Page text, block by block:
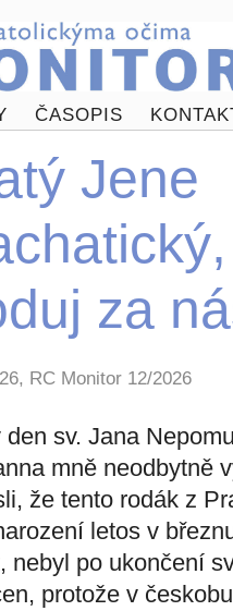
ČASOPIS
Jene
za
RC Monitor 12/2026
den sv. Jana
mně neodbytně
že tento rodák z
letos v
nebyl po ukončení
protože v